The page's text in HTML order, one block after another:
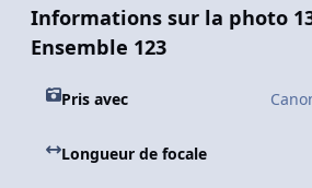
Informations sur la photo
Ensemble 123
Pris avec
Longueur de focale